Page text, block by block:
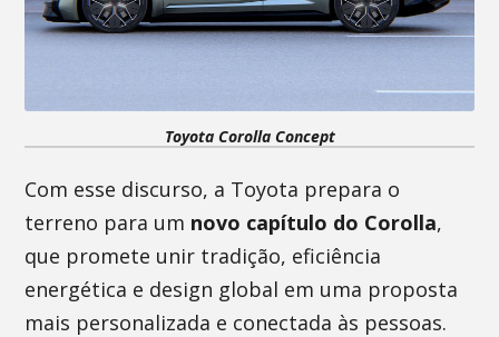
Toyota Corolla Concept
Com esse discurso, a Toyota prepara o
terreno para um novo capítulo do Corolla,
que promete unir tradição, eficiência
energética e design global em uma proposta
mais personalizada e conectada às pessoas.